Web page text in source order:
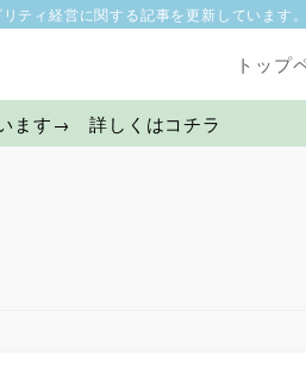
ティ経営に関する記事を更新しています。
トップ
ます→ 詳しくはコチラ